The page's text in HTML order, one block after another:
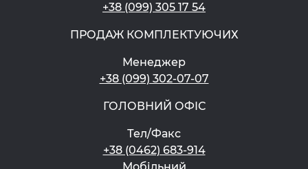
+38 (099) 305 17 54
ПРОДАЖ КОМПЛЕКТУЮЧИХ
Менеджер
+38 (099) 302-07-07
ГОЛОВНИЙ ОФІС
Тел/Факс
+38 (0462) 683-914